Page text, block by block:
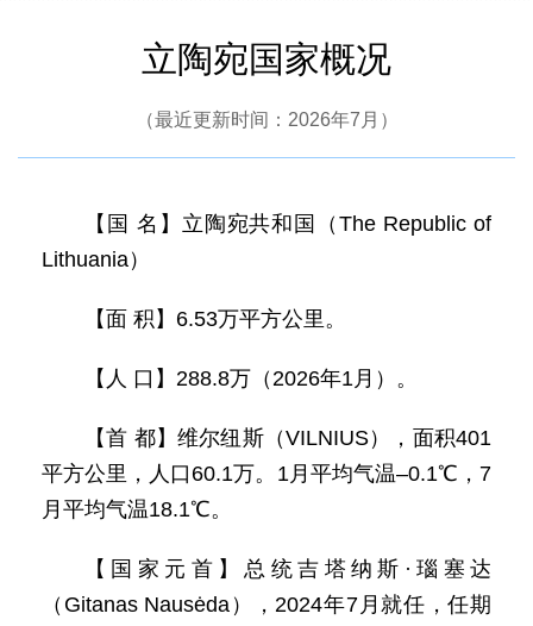
立陶宛国家概况
（最近更新时间：2026年7月）
【国 名】立陶宛共和国（The Republic of
Lithuania）
【面 积】6.53万平方公里。
【人 口】288.8万（2026年1月）。
【首 都】维尔纽斯（VILNIUS），面积401
平方公里，人口60.1万。1月平均气温–0.1℃，7
月平均气温18.1℃。
【国家元首】总统吉塔纳斯·瑙塞达
（Gitanas Nausėda），2024年7月就任，任期